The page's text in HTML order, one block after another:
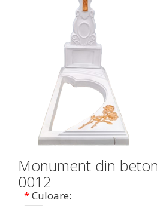
Monument din
0012
*Culoare: